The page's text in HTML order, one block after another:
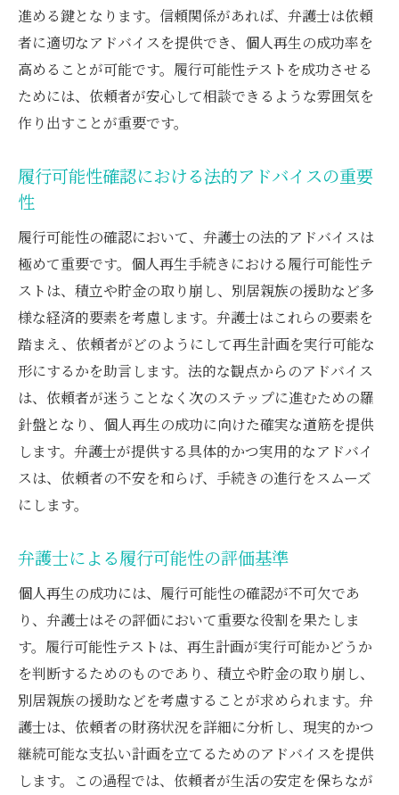
進める鍵となります。信頼関係があれば、弁護士は依頼
者に適切なアドバイスを提供でき、個人再生の成功率を
高めることが可能です。履行可能性テストを成功させる
ためには、依頼者が安心して相談できるような雰囲気を
作り出すことが重要です。
履行可能性確認における法的アドバイスの重要
性
履行可能性の確認において、弁護士の法的アドバイスは
極めて重要です。個人再生手続きにおける履行可能性テ
ストは、積立や貯金の取り崩し、別居親族の援助など多
様な経済的要素を考慮します。弁護士はこれらの要素を
踏まえ、依頼者がどのようにして再生計画を実行可能な
形にするかを助言します。法的な観点からのアドバイス
は、依頼者が迷うことなく次のステップに進むための羅
針盤となり、個人再生の成功に向けた確実な道筋を提供
します。弁護士が提供する具体的かつ実用的なアドバイ
スは、依頼者の不安を和らげ、手続きの進行をスムーズ
にします。
弁護士による履行可能性の評価基準
個人再生の成功には、履行可能性の確認が不可欠であ
り、弁護士はその評価において重要な役割を果たしま
す。履行可能性テストは、再生計画が実行可能かどうか
を判断するためのものであり、積立や貯金の取り崩し、
別居親族の援助などを考慮することが求められます。弁
護士は、依頼者の財務状況を詳細に分析し、現実的かつ
継続可能な支払い計画を立てるためのアドバイスを提供
します。この過程では、依頼者が生活の安定を保ちなが